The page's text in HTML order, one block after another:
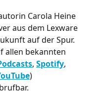
Carola Heine
aus dem Lexware
auf der Spur.
allen bekannten
, Spotify,
)